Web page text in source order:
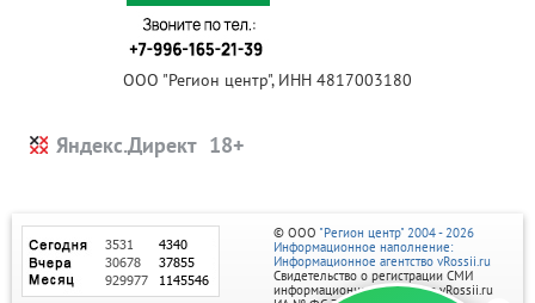
ООО "Регион центр", ИНН 4817003180
Яндекс.Директ
© ООО "Регион центр" 2004 - 2026
Информационное наполнение:
Информационное агентство vRossii.ru
Свидетельство о регистрации СМИ
информационного агентства vRossii.ru